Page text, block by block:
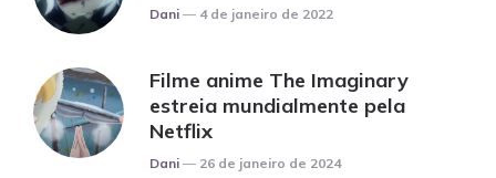
Posted
Dani 4 de janeiro de 2022
Filme anime The Imaginary
estreia mundialmente pela
Netflix
Posted
Dani 26 de janeiro de 2024